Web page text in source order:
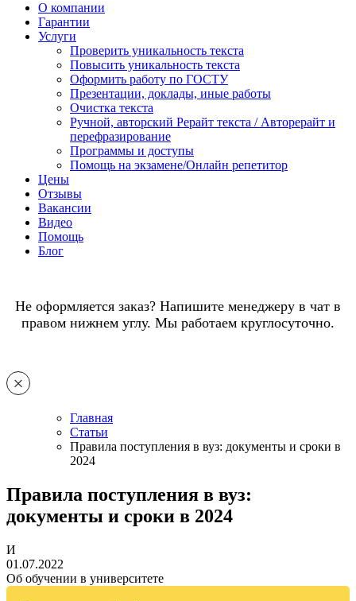
О компании
Гарантии
Услуги
Проверить уникальность текста
Повысить уникальность текста
Оформить работу по ГОСТУ
Презентации, доклады, иные работы
Очистка текста
Ручной, авторский Рерайт текста / Авторерайт и
перефразирование
Программы и доступы
Помощь на экзамене/Онлайн репетитор
Цены
Отзывы
Вакансии
Видео
Помощь
Блог
Не оформляется заказ? Напишите менеджеру в чат в
правом нижнем углу. Мы работаем круглосуточно.
Главная
Статьи
Правила поступления в вуз: документы и сроки в
2024
Правила поступления в вуз:
документы и сроки в 2024
И
01.07.2022
Об обучении в университете